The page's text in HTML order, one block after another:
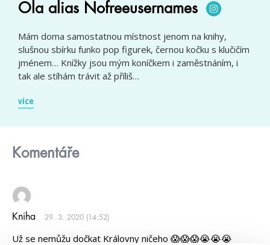
Ola alias Nofreeusernames
Mám doma samostatnou místnost jenom na knihy,
slušnou sbírku funko pop figurek, černou kočku s klučičím
jménem… Knížky jsou mým koníčkem i zaměstnáním, i
tak ale stíhám trávit až příliš…
více
Komentáře
Kniha 29. 3. 2020 (14:52)
Už se nemůžu dočkat Královny ničeho 😱😱😱😭😭😭